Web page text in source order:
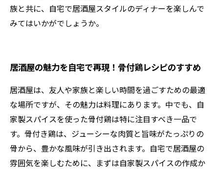
族と共に、自宅で居酒屋スタイルのディナーを楽しんで
みてはいかがでしょうか。
居酒屋の魅力を自宅で再現！骨付鶏レシピのすすめ
居酒屋は、友人や家族と楽しい時間を過ごすための最適
な場所ですが、その魅力は料理にあります。中でも、自
家製スパイスを使った骨付鶏は特に注目すべき一品で
す。骨付き鶏は、ジューシーな肉質と旨味がたっぷりの
骨から、豊かな風味が引き出されます。自宅で居酒屋の
雰囲気を楽しむために、まずは自家製スパイスの作成か